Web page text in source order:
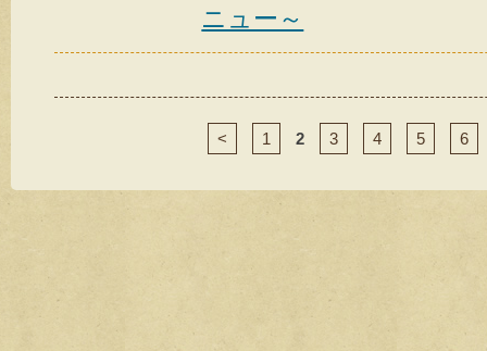
ニュー～
< 1 2 3 4 5 6